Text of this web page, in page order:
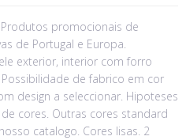
promocionais de
de Portugal e Europa.
exterior, interior com forro
de fabrico em cor
design a seleccionar. Hipoteses
cores. Outras cores standard
catalogo. Cores lisas. 2